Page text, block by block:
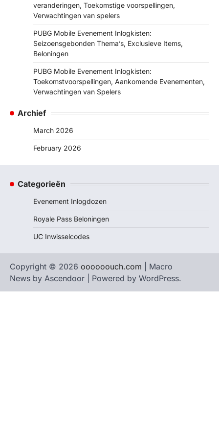
veranderingen, Toekomstige voorspellingen,
Verwachtingen van spelers
PUBG Mobile Evenement Inlogkisten:
Seizoensgebonden Thema’s, Exclusieve Items,
Beloningen
PUBG Mobile Evenement Inlogkisten:
Toekomstvoorspellingen, Aankomende Evenementen,
Verwachtingen van Spelers
Archief
March 2026
February 2026
Categorieën
Evenement Inlogdozen
Royale Pass Beloningen
UC Inwisselcodes
Copyright © 2026 oooooouch.com | Macro
News by Ascendoor | Powered by WordPress.